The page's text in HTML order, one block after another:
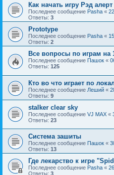
Как начать игру Рэд алерт
Последнее сообщение Pasha «
Ответы: 3
Prototype
Последнее сообщение Pasha «
Ответы: 2
Все вопросы по играм на
Последнее сообщение Пашок «
Ответы: 125
Кто во что играет по
Последнее сообщение Леший «
Ответы: 9
stalker clear sky
Последнее сообщение VJ MAX «
Ответы: 23
Система зашиты
Последнее сообщение Пашок «
Ответы: 13
Где лекарство к игре
Последнее сообщение Pasha «
Ответы: 3